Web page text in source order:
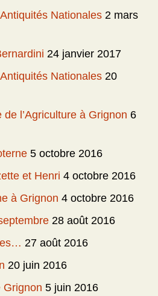
Nationales 2 mars
24 janvier 2017
Nationales 20
l’Agriculture à Grignon 6
5 octobre 2016
et Henri 4 octobre 2016
à Grignon 4 octobre 2016
28 août 2016
27 août 2016
20 juin 2016
Grignon 5 juin 2016